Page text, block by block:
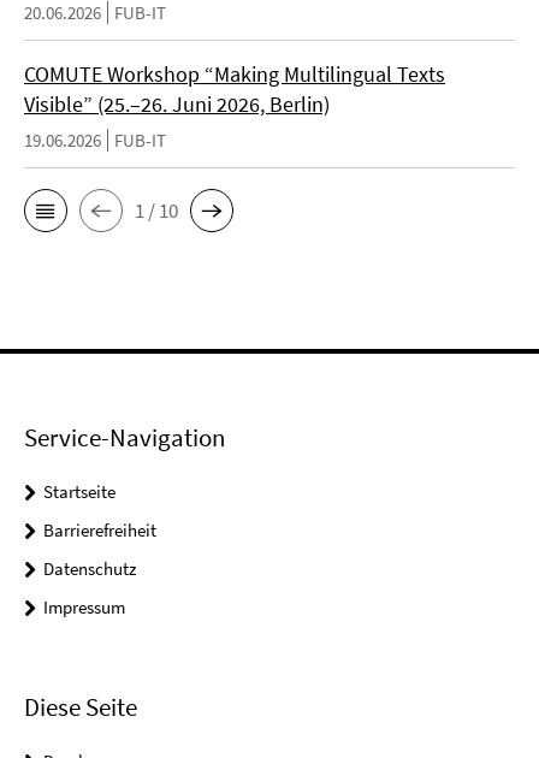
20.06.2026 FUB-IT
COMUTE Workshop “Making Multilingual Texts
Visible” (25.–26. Juni 2026, Berlin)
19.06.2026 FUB-IT
1 / 10
Service-Navigation
Startseite
Barrierefreiheit
Datenschutz
Impressum
Diese Seite